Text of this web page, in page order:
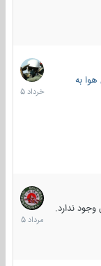
به سطح
30
خرداد
1405
ندارد.
7
مرداد
1405